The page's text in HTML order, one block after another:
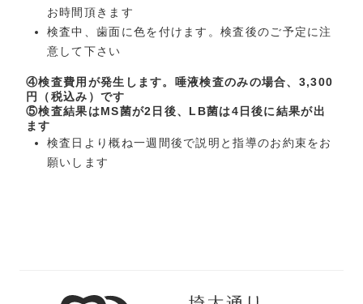
お時間頂きます
検査中、歯面に色を付けます。検査後のご予定に注
意して下さい
④検査費用が発生します。唾液検査のみの場合、3,300
円（税込み）です
⑤検査結果はMS菌が2日後、LB菌は4日後に結果が出
ます
検査日より概ね一週間後で説明と指導のお約束をお
願いします